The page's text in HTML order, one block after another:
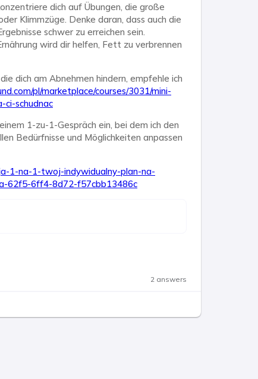
dich auf Übungen, die große
Klimmzüge. Denke daran, dass auch die
schwer zu erreichen sein.
wird dir helfen, Fett zu verbrennen
dich am Abnehmen hindern, empfehle ich
pl/marketplace/courses/3031/mini-
schudnac
1-zu-1-Gespräch ein, bei dem ich den
Bedürfnisse und Möglichkeiten anpassen
1-na-1-twoj-indywidualny-plan-na-
62f5-6ff4-8d72-f57cbb13486c
2 answers